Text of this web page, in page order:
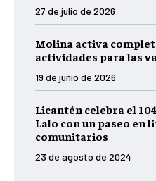
27 de julio de 2026
Molina activa
actividades para las
19 de junio de 2026
Licantén celebra el
Lalo con un paseo en
comunitarios
23 de agosto de 2024